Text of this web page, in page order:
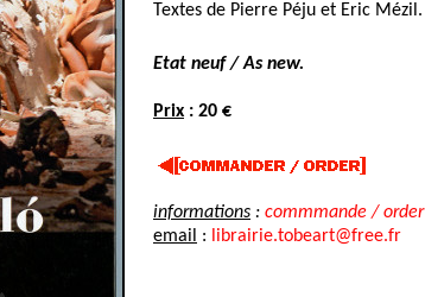
Textes de Pierre Péju et Eric Mézil.
Etat neuf / As new.
Prix : 20 €
informations : commmande / order
email
: librairie.tobeart@free.fr